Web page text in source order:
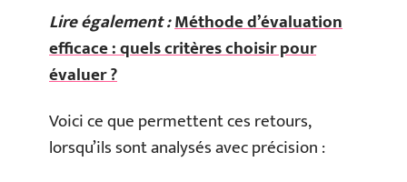
Lire également :Méthode d’évaluation
efficace : quels critères choisir pour
évaluer ?
Voici ce que permettent ces retours,
lorsqu’ils sont analysés avec précision :